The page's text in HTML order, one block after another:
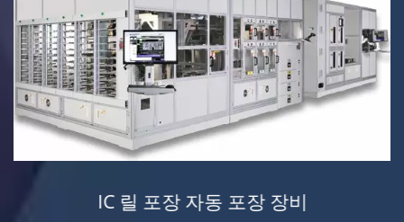
IC 릴 포장 자동 포장 장비